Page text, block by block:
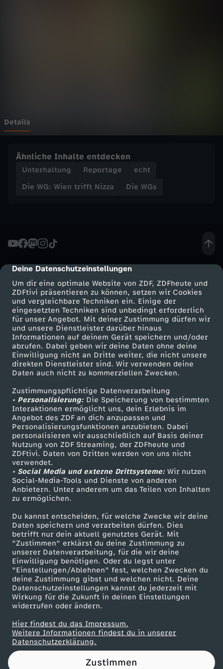
cmp-dialog-description
Deine Datenschutzeinstellungen
Um dir eine optimale Website von ZDF, ZDFheute und
ZDFtivi präsentieren zu können, setzen wir Cookies
und vergleichbare Techniken ein. Einige der
eingesetzten Techniken sind unbedingt erforderlich
für unser Angebot. Mit deiner Zustimmung dürfen wir
und unsere Dienstleister darüber hinaus
Informationen auf deinem Gerät speichern und/oder
abrufen. Dabei geben wir deine Daten ohne deine
Einwilligung nicht an Dritte weiter, die nicht unsere
direkten Dienstleister sind. Wir verwenden deine
Daten auch nicht zu kommerziellen Zwecken.
Zustimmungspflichtige Datenverarbeitung
• Personalisierung:Die Speicherung von bestimmten
Interaktionen ermöglicht uns, dein Erlebnis im
Angebot des ZDF an dich anzupassen und
Personalisierungsfunktionen anzubieten. Dabei
personalisieren wir ausschließlich auf Basis deiner
Nutzung von ZDF Streaming, der ZDFheute und
ZDFtivi. Daten von Dritten werden von uns nicht
verwendet.
• Social Media und externe Drittsysteme:Wir nutzen
Social-Media-Tools und Dienste von anderen
Anbietern. Unter anderem um das Teilen von Inhalten
zu ermöglichen.
Du kannst entscheiden, für welche Zwecke wir deine
Daten speichern und verarbeiten dürfen. Dies
betrifft nur dein aktuell genutztes Gerät. Mit
"Zustimmen" erklärst du deine Zustimmung zu
unserer Datenverarbeitung, für die wir deine
Einwilligung benötigen. Oder du legst unter
"Einstellungen/Ablehnen" fest, welchen Zwecken du
deine Zustimmung gibst und welchen nicht. Deine
Datenschutzeinstellungen kannst du jederzeit mit
Wirkung für die Zukunft in deinen Einstellungen
widerrufen oder ändern.
Hier findest du das Impressum.
Weitere Informationen findest du in unserer
Datenschutzerklärung.
Zustimmen
i
f
i
z
z
a
-
C
h
a
l
l
e
n
g
e
b
e
i
m
Details
Ähnliche Inhalte entdecken
Unterhaltung Reportage
echt
Die WG: Wien trifft Nizza
Die WGs
Mehr ZDF
ZDF-Apps
Smart TV
ZDFtext
Livestreams
Sendungen A-Z
TV-Programm
Service
ZDFmitreden
Kontakt zum ZDF
Tickets
Zuschauerservice
Hilfe
ZDF Unternehmen
Karriere
ZDF goes Schule
Werbefernsehen
Mainzelmännchen
Partner